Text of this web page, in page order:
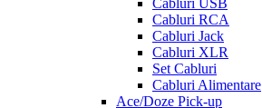
Cabluri USB
Cabluri RCA
Cabluri Jack
Cabluri XLR
Set Cabluri
Cabluri Alimentare
Ace/Doze Pick-up